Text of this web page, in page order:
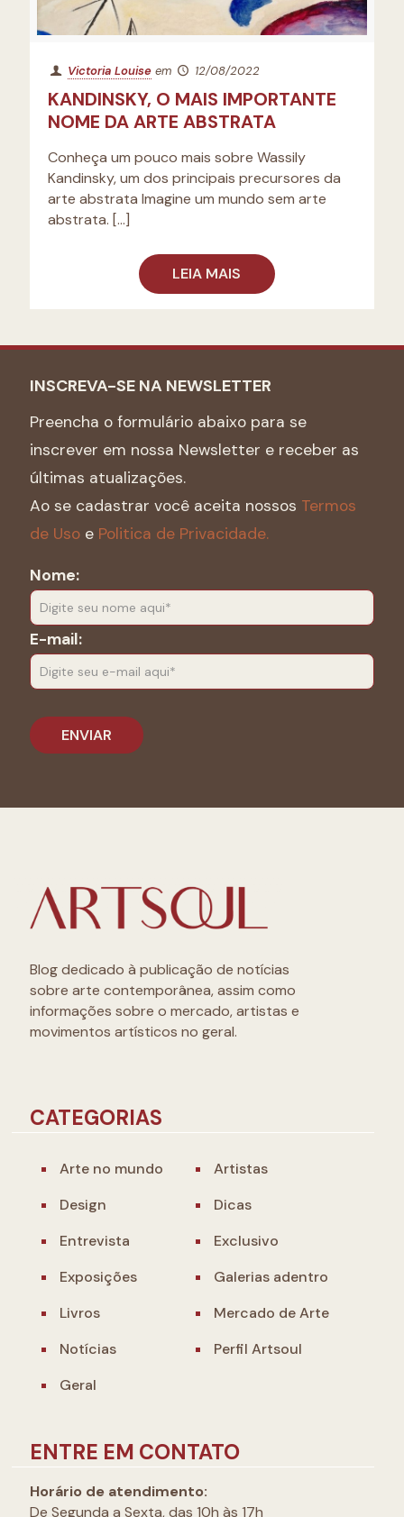
Victoria Louise em 12/08/2022
KANDINSKY, O MAIS IMPORTANTE
NOME DA ARTE ABSTRATA
Conheça um pouco mais sobre Wassily
Kandinsky, um dos principais precursores da
arte abstrata Imagine um mundo sem arte
abstrata. […]
LEIA MAIS
INSCREVA-SE NA NEWSLETTER
Preencha o formulário abaixo para se
inscrever em nossa Newsletter e receber as
últimas atualizações.
Ao se cadastrar você aceita nossos Termos
de Uso e Politica de Privacidade.
Nome:
E-mail:
Blog dedicado à publicação de notícias
sobre arte contemporânea, assim como
informações sobre o mercado, artistas e
movimentos artísticos no geral.
CATEGORIAS
Arte no mundo
Artistas
Design
Dicas
Entrevista
Exclusivo
Exposições
Galerias adentro
Livros
Mercado de Arte
Notícias
Perfil Artsoul
Geral
ENTRE EM CONTATO
Horário de atendimento:
De Segunda a Sexta, das 10h às 17h